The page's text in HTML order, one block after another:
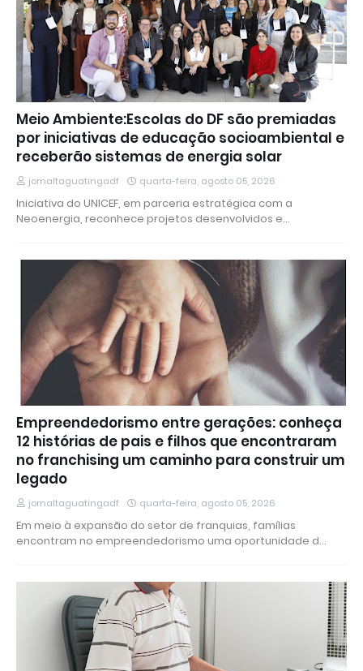
Meio Ambiente:Escolas do DF são premiadas
por iniciativas de educação socioambiental e
receberão sistemas de energia solar
jornaltaguatingadf quarta-feira, agosto 05, 2026
Iniciativa do UNICEF, em parceria estratégica com a
Neoenergia, reconhece projetos desenvolvidos e…
Empreendedorismo entre gerações: conheça
12 histórias de pais e filhos que encontraram
no franchising um caminho para construir um
legado
jornaltaguatingadf quarta-feira, agosto 05, 2026
Em meio à expansão do setor de franquias, famílias
encontram no empreendedorismo uma oportunidade d…